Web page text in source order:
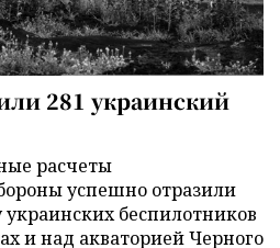
281 украинский
расчеты
успешно отразили
беспилотников
и над акваторией Черного